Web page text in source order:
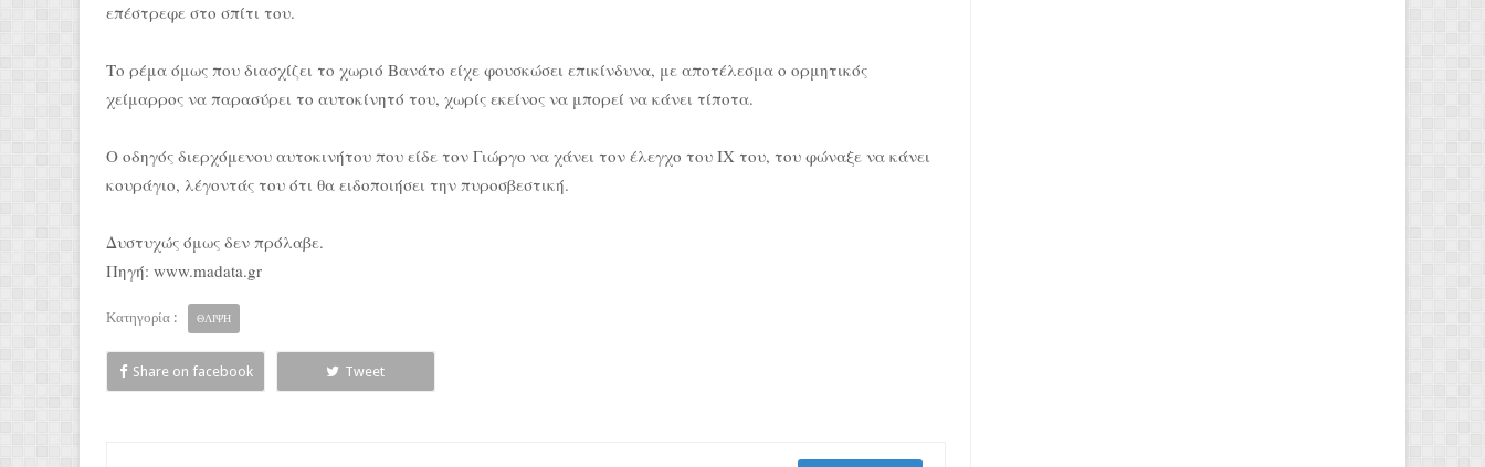
επέστρεφε στο σπίτι του.
Το ρέμα όμως που διασχίζει το χωριό Βανάτο είχε φουσκώσει επικίνδυνα, με αποτέλεσμα ο ορμητικός
χείμαρρος να παρασύρει το αυτοκίνητό του, χωρίς εκείνος να μπορεί να κάνει τίποτα.
O οδηγός διερχόμενου αυτοκινήτου που είδε τον Γιώργο να χάνει τον έλεγχο του ΙΧ του, του φώναξε να κάνει
κουράγιο, λέγοντάς του ότι θα ειδοποιήσει την πυροσβεστική.
Δυστυχώς όμως δεν πρόλαβε.
Πηγή: www.madata.gr
Κατηγορία : ΘΛΙΨΗ
Share on facebook Tweet